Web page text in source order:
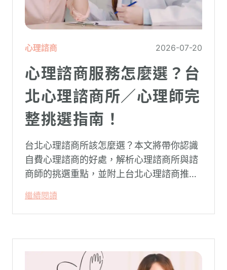
心理諮商 2026-07-20
心理諮商服務怎麼選？台
北心理諮商所／心理師完
整挑選指南！
台北心理諮商所該怎麼選？本文將帶你認識
自費心理諮商的好處，解析心理諮商所與諮
商師的挑選重點，並附上台北心理諮商推薦
理，陪你面對情緒困擾找回生活步調。
繼續閱讀